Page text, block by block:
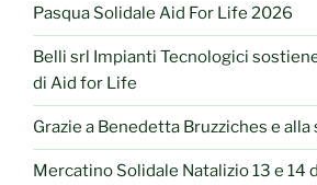
Pasqua Solidale Aid For Life 2026
Belli srl Impianti Tecnologici
di Aid for Life
Grazie a Benedetta Bruzziches e alla
Mercatino Solidale Natalizio 13 e 14